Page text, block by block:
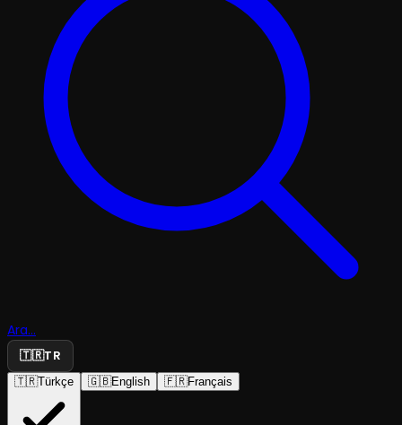
Ara...
🇹🇷TR
🇹🇷Türkçe 🇬🇧English 🇫🇷Français